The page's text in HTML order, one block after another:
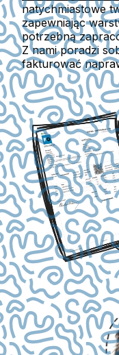
natychmiastowe
zapewniając
potrzebną
Z nami poradzi
fakturować